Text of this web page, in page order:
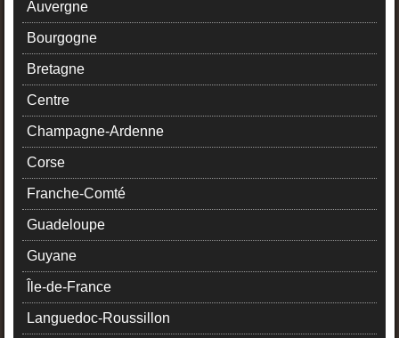
Auvergne
Bourgogne
Bretagne
Centre
Champagne-Ardenne
Corse
Franche-Comté
Guadeloupe
Guyane
Île-de-France
Languedoc-Roussillon